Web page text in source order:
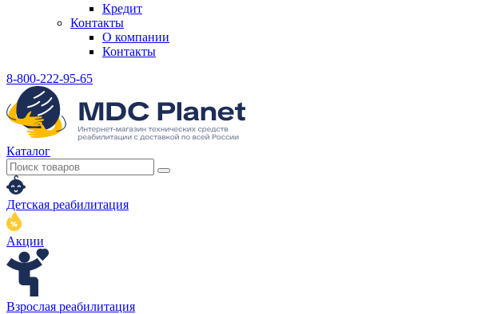
Кредит
Контакты
О компании
Контакты
8-800-222-95-65
Каталог
Детская реабилитация
Акции
Взрослая реабилитация